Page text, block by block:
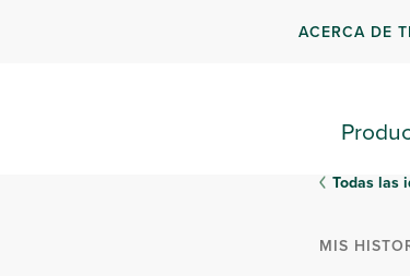
ACERCA DE
Todas las
MIS